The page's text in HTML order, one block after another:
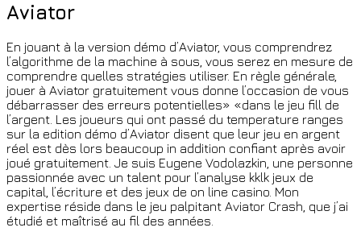
Aviator
En jouant à la version démo d’Aviator, vous comprendrez
l’algorithme de la machine à sous, vous serez en mesure de
comprendre quelles stratégies utiliser. En règle générale,
jouer à Aviator gratuitement vous donne l’occasion de vous
débarrasser des erreurs potentielles» «dans le jeu fill de
l’argent. Les joueurs qui ont passé du temperature ranges
sur la edition démo d’Aviator disent que leur jeu en argent
réel est dès lors beaucoup in addition confiant après avoir
joué gratuitement. Je suis Eugene Vodolazkin, une personne
passionnée avec un talent pour l’analyse kklk jeux de
capital, l’écriture et des jeux de on line casino. Mon
expertise réside dans le jeu palpitant Aviator Crash, que j’ai
étudié et maîtrisé au fil des années.